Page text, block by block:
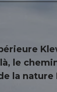
le
la